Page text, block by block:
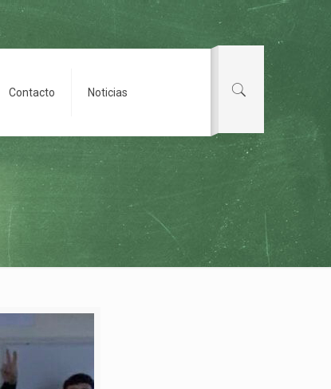
Contacto Noticias